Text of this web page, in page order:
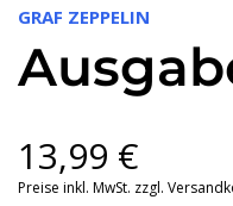
GRAF ZEPPELIN
13,99 €
Preise inkl. MwSt. zzgl.